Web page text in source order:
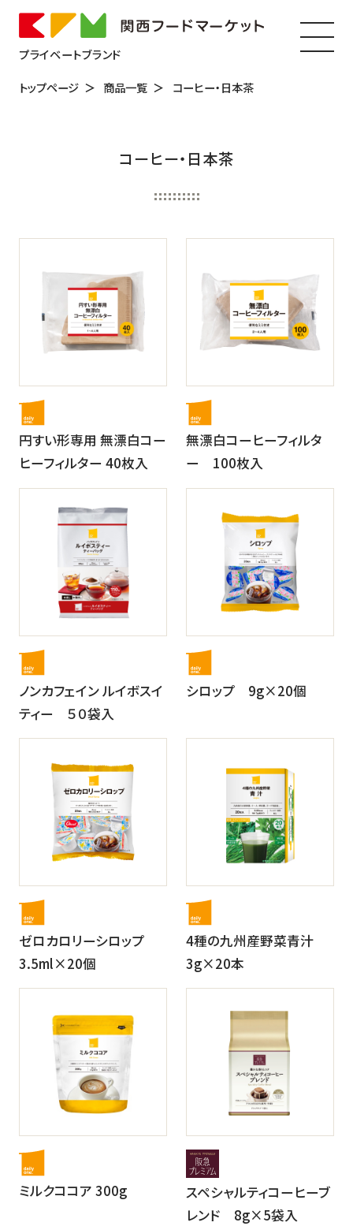
プライベートブランド
トップページ 商品一覧 コーヒー・日本茶
コーヒー・日本茶
円すい形専用 無漂白コー
ヒーフィルター 40枚入
無漂白コーヒーフィルタ
ー 100枚入
ノンカフェイン ルイボスイ
ティー ５０袋入
シロップ 9g×20個
ゼロカロリーシロップ
3.5ml×20個
4種の九州産野菜青汁
3g×20本
ミルクココア 300g
スペシャルティコーヒーブ
レンド 8g×5袋入